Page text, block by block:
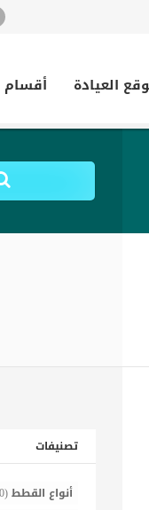
العيادة أقسام
تصنيفات
أنواع القطط(170)